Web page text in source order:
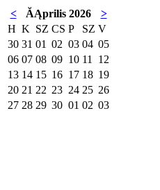
< ĂĄprilis 2026
>
H K SZ CS P SZ V
30 31 01 02 03 04 05
06 07 08 09 10 11
12
13 14 15 16 17 18 19
20 21 22 23 24 25 26
27 28 29 30 01 02 03